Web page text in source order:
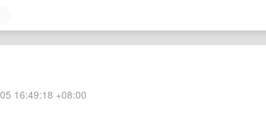
16:49:18 +08:00